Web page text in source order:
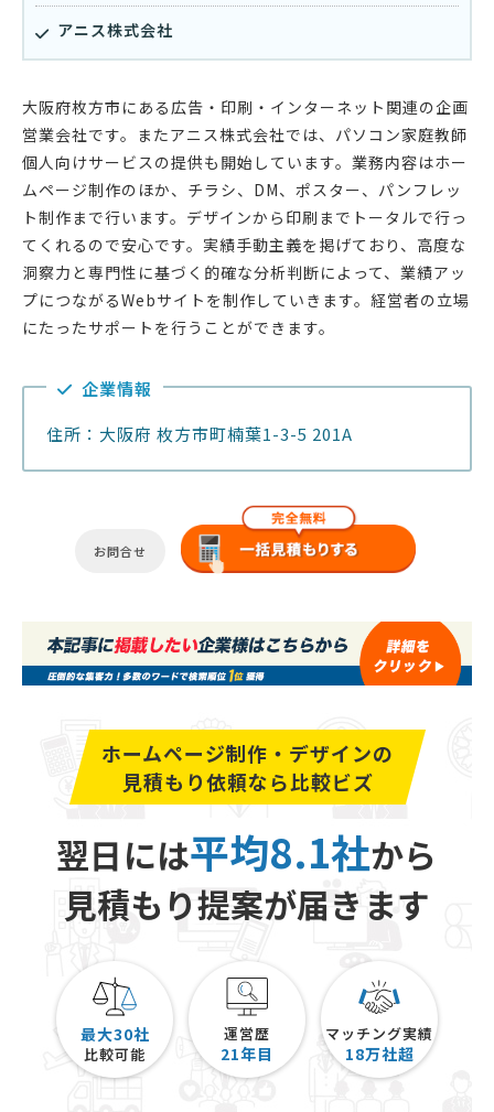
アニス株式会社
大阪府枚方市にある広告・印刷・インターネット関連の企画
営業会社です。またアニス株式会社では、パソコン家庭教師
個人向けサービスの提供も開始しています。業務内容はホー
ムページ制作のほか、チラシ、DM、ポスター、パンフレッ
ト制作まで行います。デザインから印刷までトータルで行っ
てくれるので安心です。実績手動主義を掲げており、高度な
洞察力と専門性に基づく的確な分析判断によって、業績アッ
プにつながるWebサイトを制作していきます。経営者の立場
にたったサポートを行うことができます。
企業情報
住所：大阪府 枚方市町楠葉1-3-5 201A
お問合せ
ホームページ制作・デザインの
見積もり依頼なら比較ビズ
翌日には平均8.1社から
見積もり提案が届きます
最大30社
比較可能
運営歴
21年目
マッチング実績
18万社超